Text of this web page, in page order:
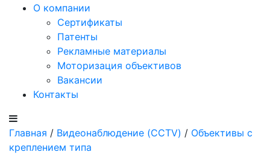
О компании
Сертификаты
Патенты
Рекламные материалы
Моторизация объективов
Вакансии
Контакты
Главная / Видеонаблюдение (CCTV) / Объективы с
креплением типа